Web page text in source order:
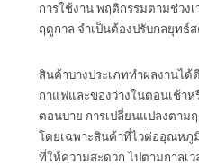
การใช้งาน พฤติกรรมตามช่วง
ฤดูกาล จำเป็นต้องปรับกลยุทธ์
สินค้าบางประเภททำผลงานได้
กาแฟและของว่างในตอนเช้
ตอนบ่าย การเปลี่ยนแปลงตาม
โดยเฉพาะสินค้าที่ไวต่ออุณหภู
ที่ให้ความสะดวก ไปตามกาลเ